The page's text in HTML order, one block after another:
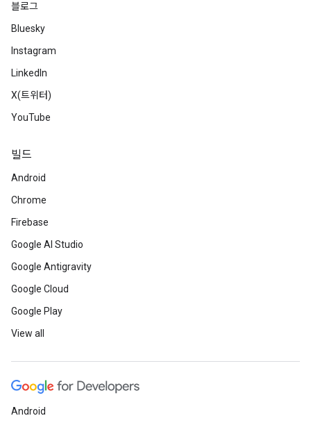
블로그
Bluesky
Instagram
LinkedIn
X(트위터)
YouTube
빌드
Android
Chrome
Firebase
Google AI Studio
Google Antigravity
Google Cloud
Google Play
View all
Android